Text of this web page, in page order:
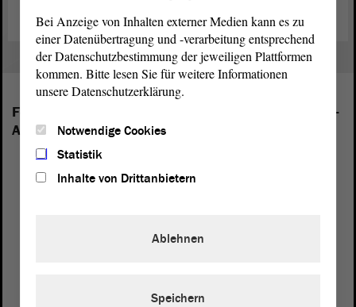
Folgende Fraktionen sind im Landtag von Sachsen-
Anhalt vertreten:
Bei Anzeige von Inhalten externer Medien kann es zu
einer Datenübertragung und -verarbeitung entsprechend
der Datenschutzbestimmung der jeweiligen Plattformen
kommen. Bitte lesen Sie für weitere Informationen
unsere Datenschutzerklärung.
Notwendige Cookies
Statistik
Inhalte von Drittanbietern
Ablehnen
Speichern